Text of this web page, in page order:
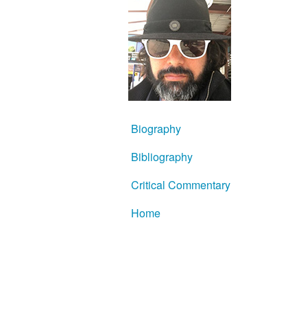
Biography
Bibliography
Critical Commentary
Home